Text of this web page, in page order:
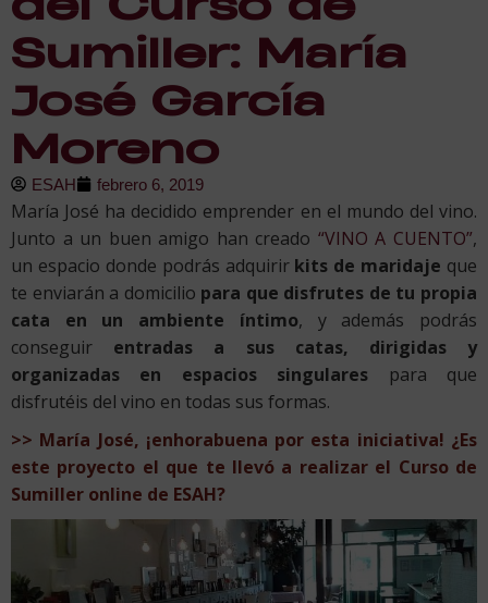
Sumiller: María
José García
Moreno
ESAH febrero 6, 2019
María José ha decidido emprender en el mundo del vino.
Junto a un buen amigo han creado “VINO A CUENTO”,
un espacio donde podrás adquirir kits de maridaje que
te enviarán a domicilio para que disfrutes de tu propia
cata en un ambiente íntimo, y además podrás
conseguir entradas a sus catas, dirigidas y
organizadas en espacios singulares para que
disfrutéis del vino en todas sus formas.
>> María José, ¡enhorabuena por esta iniciativa! ¿Es
este proyecto el que te llevó a realizar el Curso de
Sumiller online de ESAH?